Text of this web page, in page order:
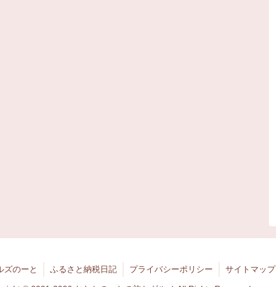
ズのーと ふるさと納税日記 プライバシーポリシー サイトマップ